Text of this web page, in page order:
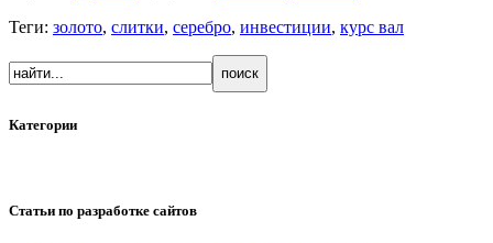
Теги: золото, слитки, серебро, инвестиции, курс вал
Категории
Статьи по разработке сайтов